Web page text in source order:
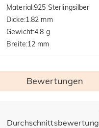
Material:925 Sterlingsilber
Dicke:1.82 mm
Gewicht:4.8 g
Breite:12 mm
Bewertungen
Durchschnittsbewertung
Allgemein